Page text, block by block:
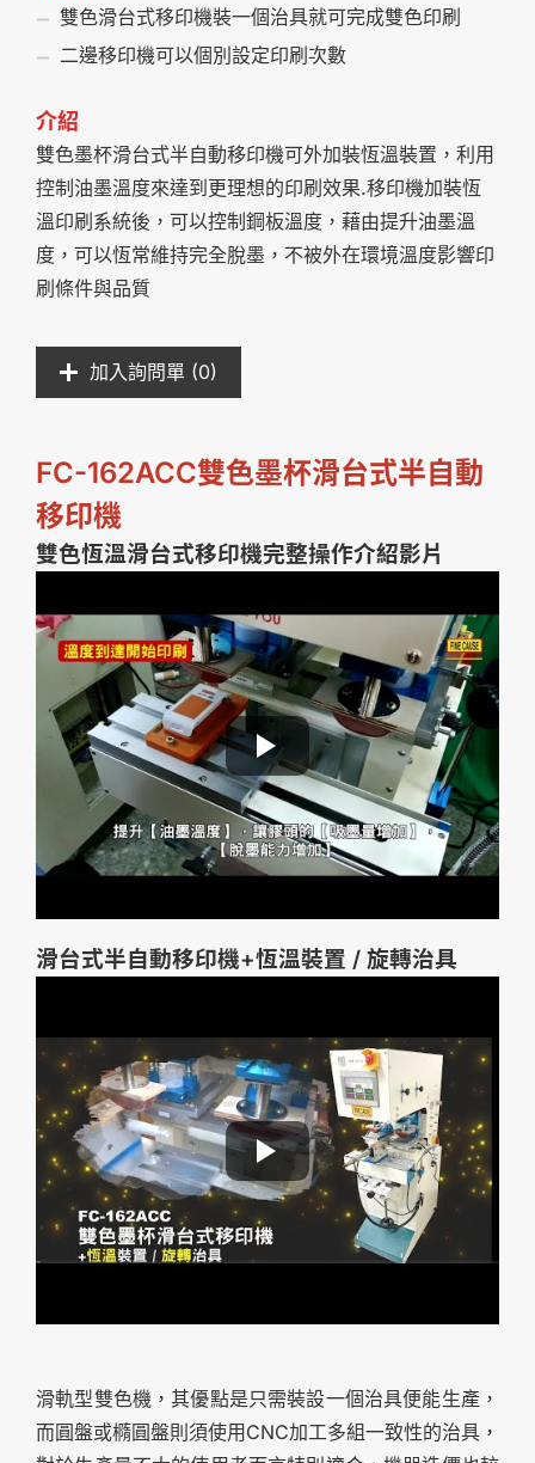
雙色滑台式移印機裝一個治具就可完成雙色印刷
二邊移印機可以個別設定印刷次數
介紹
雙色墨杯滑台式半自動移印機可外加裝恆溫裝置，利用
控制油墨溫度來達到更理想的印刷效果.移印機加裝恆
溫印刷系統後，可以控制鋼板溫度，藉由提升油墨溫
度，可以恆常維持完全脫墨，不被外在環境溫度影響印
刷條件與品質
加入詢問單 (0)
FC-162ACC雙色墨杯滑台式半自動
移印機
雙色恆溫滑台式移印機完整操作介紹影片
滑台式半自動移印機+恆溫裝置 / 旋轉治具
滑軌型雙色機，其優點是只需裝設一個治具便能生產，
而圓盤或橢圓盤則須使用CNC加工多組一致性的治具，